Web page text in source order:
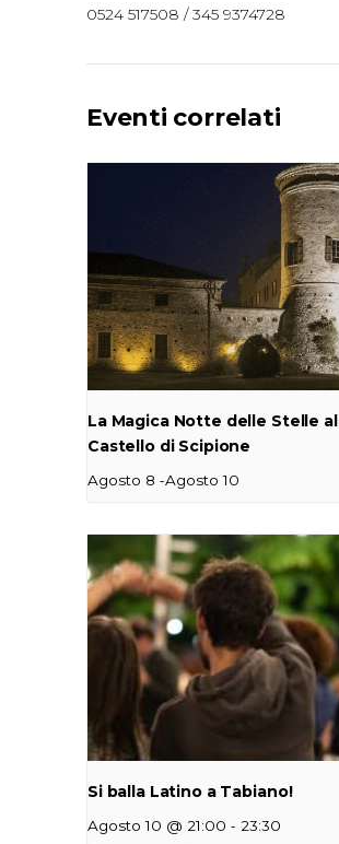
0524 517508 / 345 9374728
Eventi correlati
La Magica Notte delle Stelle al
Castello di Scipione
Agosto 8 -Agosto 10
Si balla Latino a Tabiano!
Agosto 10 @ 21:00 - 23:30